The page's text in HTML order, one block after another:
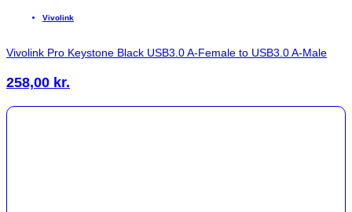
Vivolink
Vivolink Pro Keystone Black USB3.0 A-Female to USB3.0 A-Male
258,00 kr.